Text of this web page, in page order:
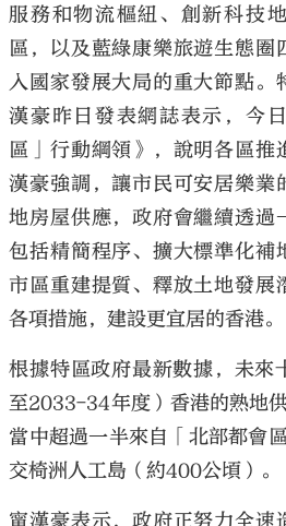
服務和物流樞紐、創新科技
區，以及藍綠康樂旅遊生態圈
入國家發展大局的重大節點。
漢豪昨日發表網誌表示，今
區」行動綱領》，說明各區推
漢豪強調，讓市民可安居樂業
地房屋供應，政府會繼續透過
包括精簡程序、擴大標準化補
市區重建提質、釋放土地發展
各項措施，建設更宜居的香港。
根據特區政府最新數據，未
至2033-34年度）香港的熟地
當中超過一半來自「北部都會
交椅洲人工島（約400公頃）。